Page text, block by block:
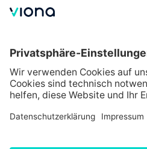
Über uns
Lernen mit Viona
Alle Partner
Partner werden